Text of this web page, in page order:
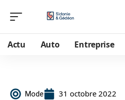
Actu Auto Entreprise
Mode 31 octobre 2022